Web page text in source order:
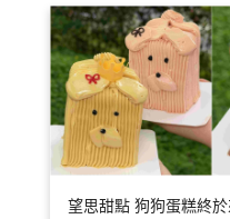
望思甜點 狗狗蛋糕終